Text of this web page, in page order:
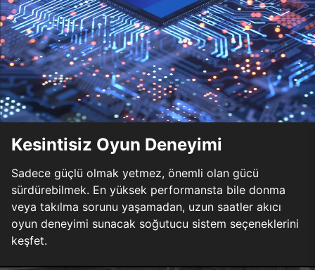
Kesintisiz Oyun Deneyimi
Sadece güçlü olmak yetmez, önemli olan gücü
sürdürebilmek. En yüksek performansta bile donma
veya takılma sorunu yaşamadan, uzun saatler akıcı
oyun deneyimi sunacak soğutucu sistem seçeneklerini
keşfet.